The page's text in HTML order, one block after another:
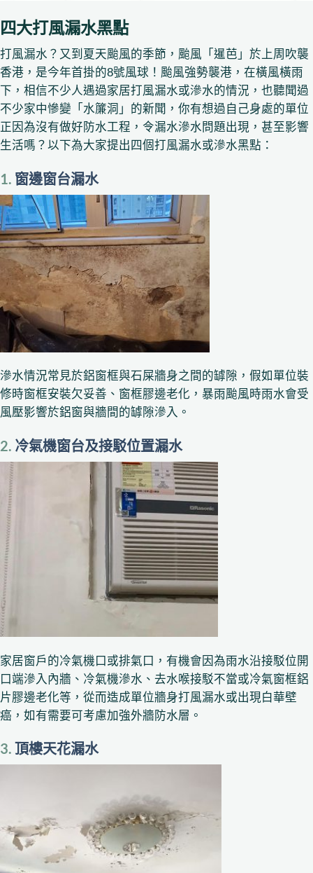
四大打風漏水黑點
打風漏水？又到夏天颱風的季節，颱風「暹芭」於上周吹襲
香港，是今年首掛的8號風球！颱風強勢襲港，在橫風橫雨
下，相信不少人遇過家居打風漏水或滲水的情況，也聽聞過
不少家中慘變「水簾洞」的新聞，你有想過自己身處的單位
正因為沒有做好防水工程，令漏水滲水問題出現，甚至影響
生活嗎？以下為大家提出四個打風漏水或滲水黑點：
1. 窗邊窗台漏水
滲水情況常見於鋁窗框與石屎牆身之間的罅隙，假如單位裝
修時窗框安裝欠妥善、窗框膠邊老化，暴雨颱風時雨水會受
風壓影響於鋁窗與牆間的罅隙滲入。
2. 冷氣機窗台及接駁位置漏水
家居窗戶的冷氣機口或排氣口，有機會因為雨水沿接駁位開
口端滲入內牆、冷氣機滲水、去水喉接駁不當或冷氣窗框鋁
片膠邊老化等，從而造成單位牆身打風漏水或出現白華壁
癌，如有需要可考慮加強外牆防水層。
3. 頂樓天花漏水